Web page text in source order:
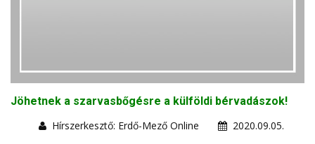
Jöhetnek a szarvasbőgésre a külföldi bérvadászok!
Hírszerkesztő: Erdő-Mező Online
2020.09.05.